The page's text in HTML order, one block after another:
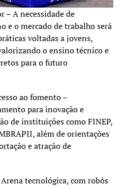
– A necessidade de
e o mercado de trabalho será
voltadas a jovens,
o ensino técnico e
para o futuro
ao fomento –
para inovação e
de instituições como FINEP,
além de orientações
e atração de
tecnológica, com robôs